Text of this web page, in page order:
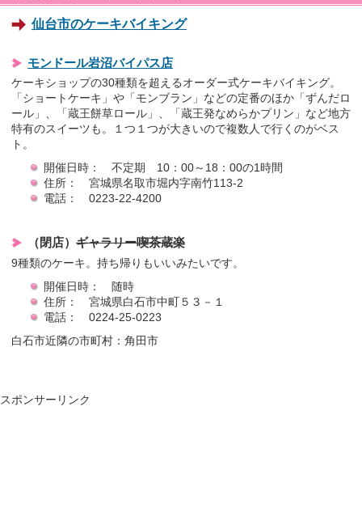
仙台市のケーキバイキング
モンドール岩沼バイパス店
ケーキショップの30種類を超えるオーダー式ケーキバイキング。
「ショートケーキ」や「モンブラン」などの定番のほか「ずんだロ
ール」、「蔵王餅草ロール」、「蔵王発なめらかプリン」など地方
特有のスイーツも。１つ１つが大きいので複数人で行くのがベス
ト。
開催日時： 不定期 10：00～18：00の1時間
住所： 宮城県名取市堀内字南竹113-2
電話： 0223-22-4200
（閉店） ギャラリー喫茶蔵楽
9種類のケーキ。持ち帰りもいいみたいです。
開催日時： 随時
住所： 宮城県白石市中町５３－１
電話： 0224-25-0223
白石市近隣の市町村：角田市
スポンサーリンク